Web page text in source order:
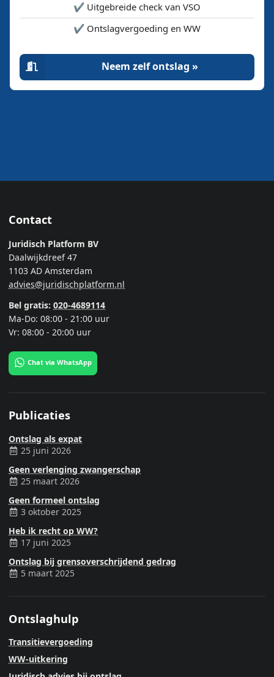
✔️ Uitgebreide check van VSO
✔️ Ontslagvergoeding en WW
Neem zelf ontslag »
Contact
Juridisch Platform BV
Daalwijkdreef 47
1103 AD Amsterdam
advies@juridischplatform.nl
Bel gratis: 020-4689114
Ma-Do: 08:00 - 21:00 uur
Vr: 08:00 - 20:00 uur
Chat via WhatsApp
Publicaties
Ontslag als expat
25 juni 2026
Geen verlenging zwangerschap
25 maart 2026
Geen formeel ontslag
3 oktober 2025
Heb ik recht op WW?
17 juni 2025
Ontslag bij grensoverschrijdend gedrag
5 maart 2025
Ontslaghulp
Transitievergoeding
WW-uitkering